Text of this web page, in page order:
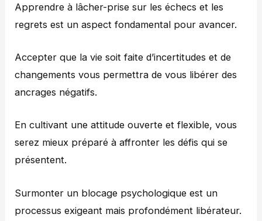
Apprendre à lâcher-prise sur les échecs et les
regrets est un aspect fondamental pour avancer.
Accepter que la vie soit faite d’incertitudes et de
changements vous permettra de vous libérer des
ancrages négatifs.
En cultivant une attitude ouverte et flexible, vous
serez mieux préparé à affronter les défis qui se
présentent.
Surmonter un blocage psychologique est un
processus exigeant mais profondément libérateur.